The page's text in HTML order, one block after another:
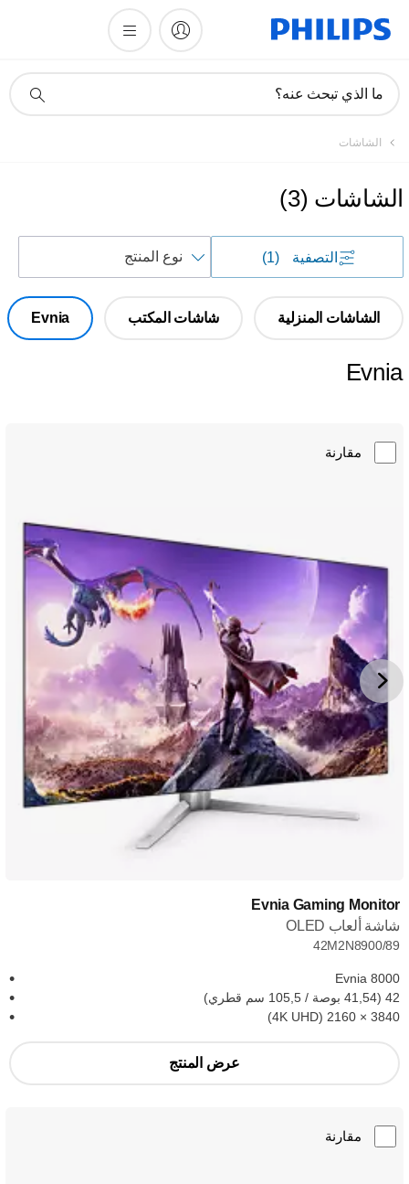
دعم
ما الذي تبحث عنه؟
الشاشات
الشاشات (
3
)
التصفية
حسب
الشاشات المنزلية شاشات المكتب Evnia
Evnia
مقارنة
Evnia Gaming Monitor
شاشة ألعاب OLED
42M2N8900/89
Evnia 8000
42 (41,54 بوصة / 105,5 سم قطري)
3840‏ × 2160 (4K UHD)
عرض المنتج
مقارنة